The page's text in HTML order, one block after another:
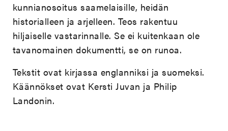
kunnianosoitus saamelaisille, heidän
historialleen ja arjelleen. Teos rakentuu
hiljaiselle vastarinnalle. Se ei kuitenkaan ole
tavanomainen dokumentti, se on runoa.
Tekstit ovat kirjassa englanniksi ja suomeksi.
Käännökset ovat Kersti Juvan ja Philip
Landonin.